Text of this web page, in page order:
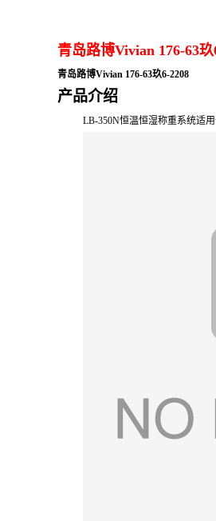
青岛路博Vivian 176-63玖
青岛路博Vivian 176-63玖6-2208
产品介绍
LB-350N恒温恒湿称重系统适